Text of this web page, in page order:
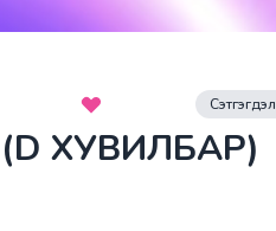
Сэтгэгдэл
ХУВИЛБАР)